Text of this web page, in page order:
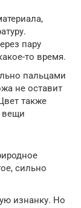
пару
то время.
пальцами
не оставит
также
вещи
сильно
изнанку. Но